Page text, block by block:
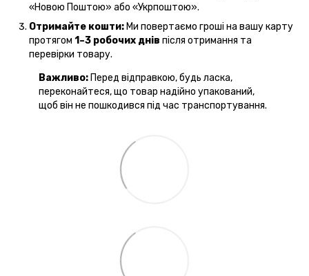
«Новою Поштою» або «Укрпоштою».
Отримайте кошти: Ми повертаємо гроші на вашу карту
протягом 1–3 робочих днів після отримання та
перевірки товару.
Важливо: Перед відправкою, будь ласка,
переконайтеся, що товар надійно упакований,
щоб він не пошкодився під час транспортування.